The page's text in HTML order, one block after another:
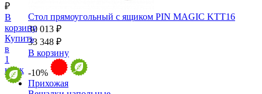
Стол прямоугольный с ящиком PIN MAGIC KTT16
30 013 ₽
33 348 ₽
В корзину
-10%
Прихожая
₽
В
корзину
Купить
в
1
клик